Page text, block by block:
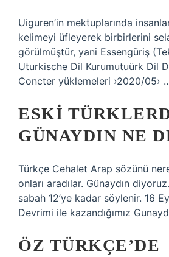
Uiguren’in mektuplarında
kelimeyi üfleyerek birbirlerini
görülmüştür, yani Essengüriş
Uturkische Dil Kurumutuürk Dil
Concter yüklemeleri ›2020/05›
ESKI
GÜNAYDIN NE
Türkçe Cehalet Arap sözünü
onları aradılar. Günaydın
sabah 12’ye kadar söylenir. 16
Devrimi ile kazandığımız
ÖZ TÜRKÇE’DE